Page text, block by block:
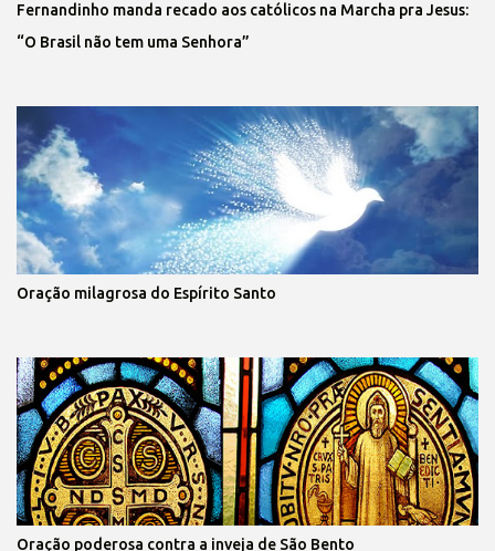
Fernandinho manda recado aos católicos na Marcha pra Jesus:
“O Brasil não tem uma Senhora”
Oração milagrosa do Espírito Santo
Oração poderosa contra a inveja de São Bento